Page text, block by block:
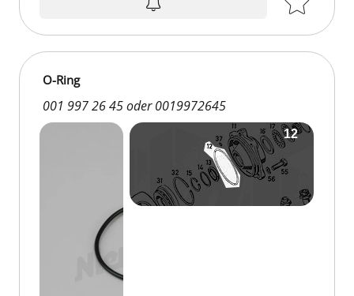
O-Ring
001 997 26 45 oder 0019972645